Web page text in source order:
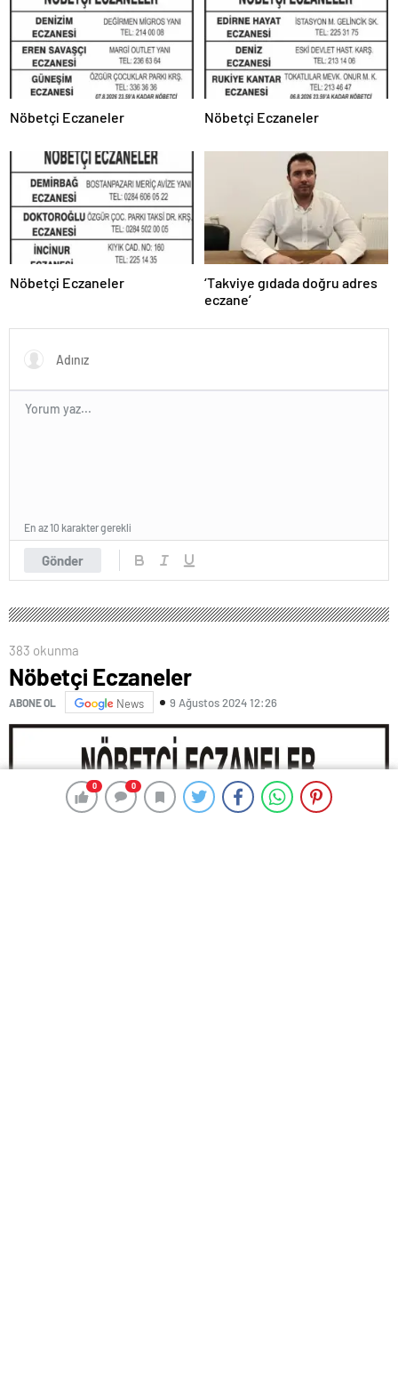
0 0
Nöbetçi Eczaneler Nöbetçi Eczaneler
Nöbetçi Eczaneler
‘Takviye gıdada doğru adres
eczane’
Gönder
En az 10 karakter gerekli
383 okunma
Nöbetçi Eczaneler
ABONE OL News 9 Ağustos 2024 12:26
0 0